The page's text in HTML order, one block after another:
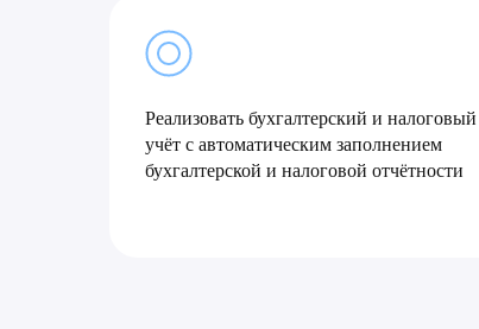
Реализовать бухгалтерский и налоговый
учёт с автоматическим заполнением
бухгалтерской и налоговой отчётности